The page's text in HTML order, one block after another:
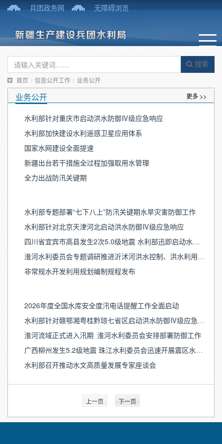
兵团政务网 无障碍浏览
搜索
首页 / 信息公开工作 / 业务公开
业务公开 更多 >>
水利部针对重庆市启动洪水防御Ⅳ级应急响应
水利部加快建设水利遥感卫星应用体系
国家水网建设全面提速
新疆出台若干措施全过程加强取用水管理
全力出战防汛关键期
水利部专题部署“七下八上”防汛关键期水旱灾害防御工作
水利部针对北京天津河北启动洪水防御Ⅳ级应急响应
四川省宜宾市高县发生2次5.0级地震 水利部迅即启动水利抗震救灾调度指挥机制
淮河水利委员会专题调研推进沂沭河洪水控制、洪水利用、洪水塑造工作
非常规水开发利用规划编制规程发布
2026年度全国水库安全度汛电话提醒工作全面启动
水利部针对赣鄂湘粤桂黔琼七省区启动洪水防御Ⅳ级应急响应
淮河流域正式进入汛期 淮河水利委员会安排部署防御工作
广西柳州发生5.2级地震 珠江水利委员会迅速开展震区水利工程安全运行排查
水利部召开推动水文高质量发展专家座谈会
上一页 下一页